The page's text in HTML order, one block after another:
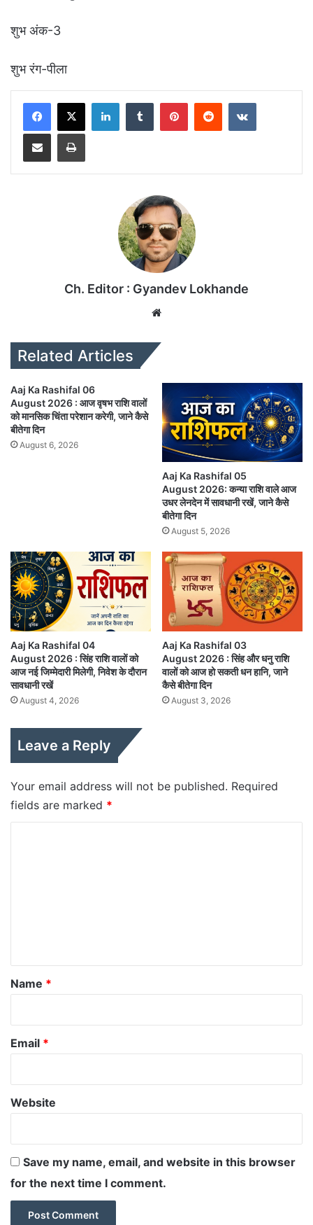
शुभ अंक-3
शुभ रंग-पीला
Ch. Editor : Gyandev Lokhande
Related Articles
Aaj Ka Rashifal 06
August 2026 : आज वृषभ राशि वालों
को मानसिक चिंता परेशान करेगी, जाने कैसे
बीतेगा दिन
August 6, 2026
Aaj Ka Rashifal 05
August 2026: कन्या राशि वाले आज
उधर लेनदेन में सावधानी रखें, जाने कैसे
बीतेगा दिन
August 5, 2026
Aaj Ka Rashifal 04
August 2026 : सिंह राशि वालों को
आज नई जिम्मेदारी मिलेगी, निवेश के दौरान
सावधानी रखें
August 4, 2026
Aaj Ka Rashifal 03
August 2026 : सिंह और धनु राशि
वालों को आज हो सकती धन हानि, जाने
कैसे बीतेगा दिन
August 3, 2026
Leave a Reply
Your email address will not be published. Required
fields are marked *
*
Name *
Email *
Website
Save my name, email, and website in this browser
for the next time I comment.